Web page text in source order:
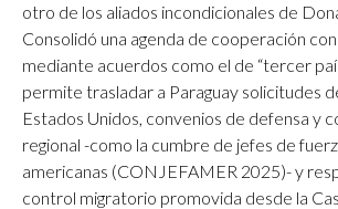
otro de los aliados incondicionales de
Consolidó una agenda de cooperación
mediante acuerdos como el de “tercer
permite trasladar a Paraguay solicitudes
Estados Unidos, convenios de defensa y
regional -como la cumbre de jefes de
americanas (CONJEFAMER 2025)- y
control migratorio promovida desde la